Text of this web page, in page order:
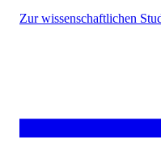
Zur wissenschaftlichen